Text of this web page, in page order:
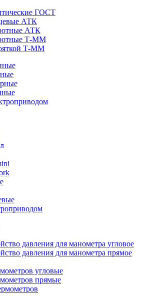
ГОСТ
АТК
АТК
Т-ММ
Т-ММ
давления для манометра угловое
давления для манометра прямое
угловые
прямые